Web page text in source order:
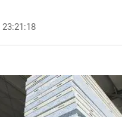
23:21:18